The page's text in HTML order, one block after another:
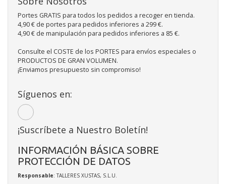
Portes GRATIS para todos los pedidos a recoger en tienda.
4,90 € de portes para pedidos inferiores a 299 €.
4,90 € de manipulación para pedidos inferiores a 85 €.
Consulte el COSTE de los PORTES para envíos especiales o
PRODUCTOS DE GRAN VOLUMEN.
¡Enviamos presupuesto sin compromiso!
Síguenos en:
¡Suscríbete a Nuestro Boletín!
INFORMACIÓN BÁSICA SOBRE
PROTECCIÓN DE DATOS
Responsable: TALLERES XUSTAS, S.L.U.